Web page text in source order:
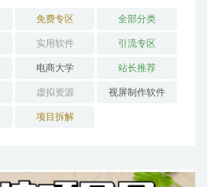
免费专区 全部分类
实用软件 引流专区
电商大学 站长推荐
虚拟资源 视屏制作软件
项目拆解